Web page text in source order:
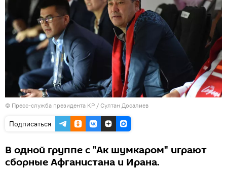
© Пресс-служба президента КР / Султан Досалиев
Подписаться
В одной группе с "Ак шумкаром" играют
сборные Афганистана и Ирана.